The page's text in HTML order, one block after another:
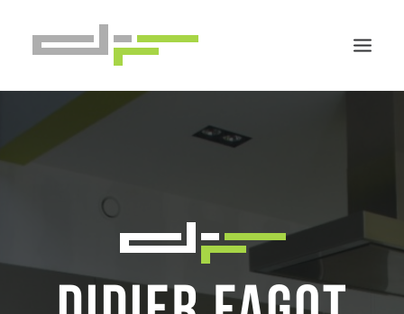
ACCUEIL
CUISINES
CONTACT